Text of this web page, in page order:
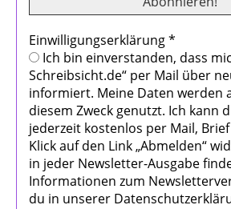
Einwilligungserklärung*
Ich bin einverstanden, dass
Schreibsicht.de“ per Mail über
informiert. Meine Daten werden
diesem Zweck genutzt. Ich kann
jederzeit kostenlos per Mail,
Klick auf den Link „Abmelden“
in jeder Newsletter-Ausgabe
Informationen zum
du in unserer